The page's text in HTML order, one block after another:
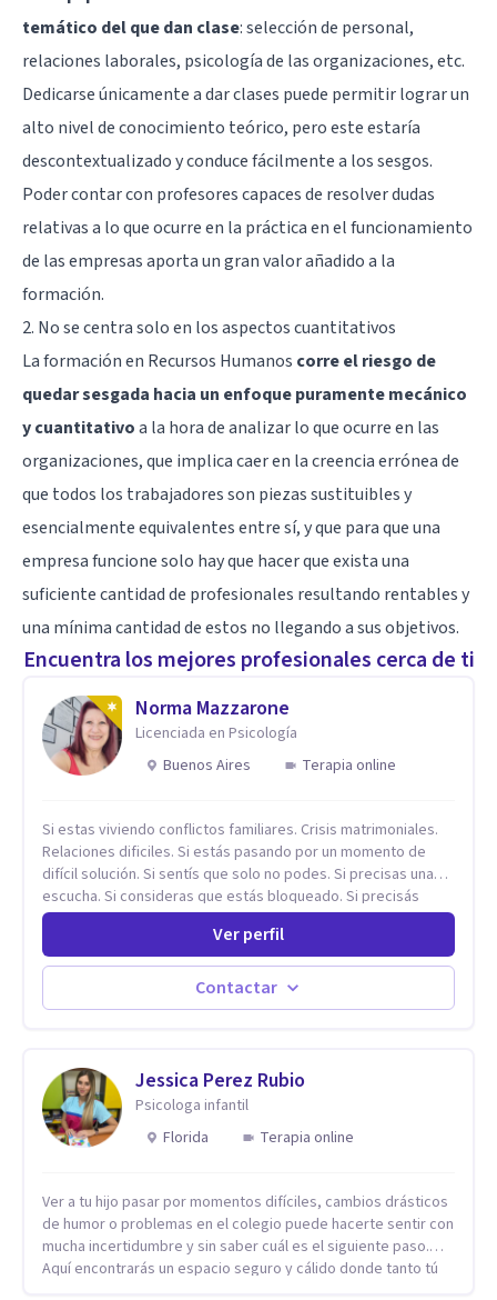
temático del que dan clase: selección de personal,
relaciones laborales, psicología de las organizaciones, etc.
Dedicarse únicamente a dar clases puede permitir lograr un
alto nivel de conocimiento teórico, pero este estaría
descontextualizado y conduce fácilmente a los sesgos.
Poder contar con profesores capaces de resolver dudas
relativas a lo que ocurre en la práctica en el funcionamiento
de las empresas aporta un gran valor añadido a la
formación.
2. No se centra solo en los aspectos cuantitativos
La formación en Recursos Humanos corre el riesgo de
quedar sesgada hacia un enfoque puramente mecánico
y cuantitativoa la hora de analizar lo que ocurre en las
organizaciones, que implica caer en la creencia errónea de
que todos los trabajadores son piezas sustituibles y
esencialmente equivalentes entre sí, y que para que una
empresa funcione solo hay que hacer que exista una
suficiente cantidad de profesionales resultando rentables y
una mínima cantidad de estos no llegando a sus objetivos.
Encuentra los mejores profesionales cerca de ti
Norma Mazzarone
Licenciada en Psicología
Buenos Aires
Terapia online
Si estas viviendo conflictos familiares. Crisis matrimoniales.
Relaciones dificiles. Si estás pasando por un momento de
difícil solución. Si sentís que solo no podes. Si precisas una
escucha. Si consideras que estás bloqueado. Si precisás
comprensión. Si no logras definir proyectos, objetivos,
sueños, deseos. Si pensás que lo que te pasa no es tan
grave, pero podría ayudar. Si estás en adicciones y tu
intención es hacer algo con lo que te está pasando. No dudes
en comunicarte a fin de comenzar a resolver la situación que
Ver perfil
Contactar
Jessica Perez Rubio
Psicologa infantil
Florida
Terapia online
Ver a tu hijo pasar por momentos difíciles, cambios drásticos
de humor o problemas en el colegio puede hacerte sentir con
mucha incertidumbre y sin saber cuál es el siguiente paso.
Aquí encontrarás un espacio seguro y cálido donde tanto tú